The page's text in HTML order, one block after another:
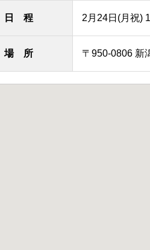
日 程 2月24日(月祝)
場 所 〒950-0806 新